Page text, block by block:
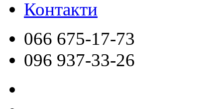
Контакти
066 675-17-73
096 937-33-26